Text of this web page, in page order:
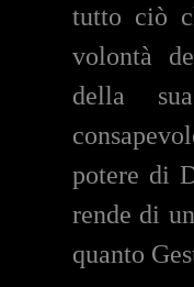
tutto ciò
volontà
della
potere di
rende di
quanto